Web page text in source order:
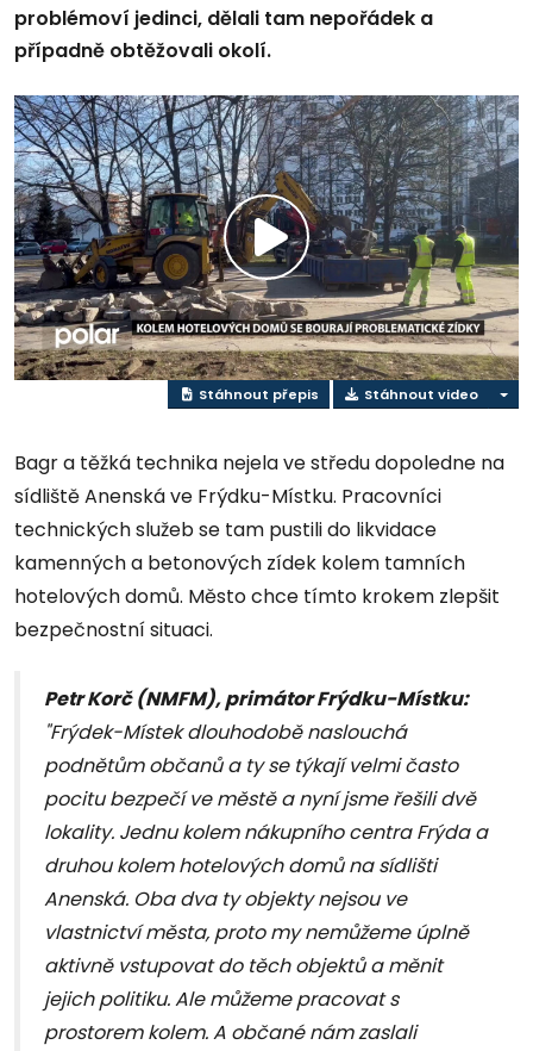
problémoví jedinci, dělali tam nepořádek a
případně obtěžovali okolí.
Přehrát
video
Stáhnout přepis Stáhnout video
Bagr a těžká technika nejela ve středu dopoledne na
sídliště Anenská ve Frýdku-Místku. Pracovníci
technických služeb se tam pustili do likvidace
kamenných a betonových zídek kolem tamních
hotelových domů. Město chce tímto krokem zlepšit
bezpečnostní situaci.
Petr Korč (NMFM), primátor Frýdku-Místku:
"Frýdek-Místek dlouhodobě naslouchá
podnětům občanů a ty se týkají velmi často
pocitu bezpečí ve městě a nyní jsme řešili dvě
lokality. Jednu kolem nákupního centra Frýda a
druhou kolem hotelových domů na sídlišti
Anenská. Oba dva ty objekty nejsou ve
vlastnictví města, proto my nemůžeme úplně
aktivně vstupovat do těch objektů a měnit
jejich politiku. Ale můžeme pracovat s
prostorem kolem. A občané nám zaslali